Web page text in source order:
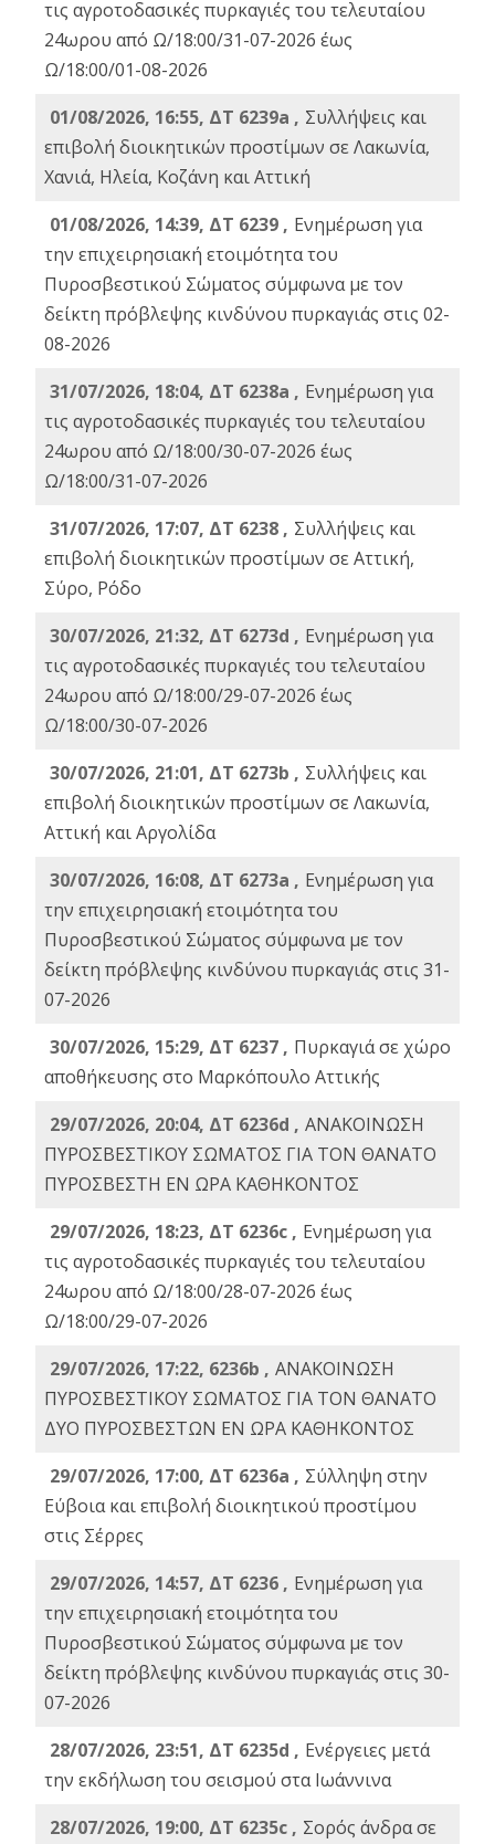
τις αγροτοδασικές πυρκαγιές του τελευταίου
24ωρου από Ω/18:00/31-07-2026 έως
Ω/18:00/01-08-2026
01/08/2026, 16:55, ΔΤ 6239a , Συλλήψεις και
επιβολή διοικητικών προστίμων σε Λακωνία,
Χανιά, Ηλεία, Κοζάνη και Αττική
01/08/2026, 14:39, ΔΤ 6239 , Ενημέρωση για
την επιχειρησιακή ετοιμότητα του
Πυροσβεστικού Σώματος σύμφωνα με τον
δείκτη πρόβλεψης κινδύνου πυρκαγιάς στις 02-
08-2026
31/07/2026, 18:04, ΔΤ 6238a , Ενημέρωση για
τις αγροτοδασικές πυρκαγιές του τελευταίου
24ωρου από Ω/18:00/30-07-2026 έως
Ω/18:00/31-07-2026
31/07/2026, 17:07, ΔΤ 6238 , Συλλήψεις και
επιβολή διοικητικών προστίμων σε Αττική,
Σύρο, Ρόδο
30/07/2026, 21:32, ΔΤ 6273d , Ενημέρωση για
τις αγροτοδασικές πυρκαγιές του τελευταίου
24ωρου από Ω/18:00/29-07-2026 έως
Ω/18:00/30-07-2026
30/07/2026, 21:01, ΔΤ 6273b , Συλλήψεις και
επιβολή διοικητικών προστίμων σε Λακωνία,
Αττική και Αργολίδα
30/07/2026, 16:08, ΔΤ 6273a , Ενημέρωση για
την επιχειρησιακή ετοιμότητα του
Πυροσβεστικού Σώματος σύμφωνα με τον
δείκτη πρόβλεψης κινδύνου πυρκαγιάς στις 31-
07-2026
30/07/2026, 15:29, ΔΤ 6237 , Πυρκαγιά σε χώρο
αποθήκευσης στο Μαρκόπουλο Αττικής
29/07/2026, 20:04, ΔΤ 6236d , ΑΝΑΚΟΙΝΩΣΗ
ΠΥΡΟΣΒΕΣΤΙΚΟΥ ΣΩΜΑΤΟΣ ΓΙΑ ΤΟΝ ΘΑΝΑΤΟ
ΠΥΡΟΣΒΕΣΤΗ ΕΝ ΩΡΑ ΚΑΘΗΚΟΝΤΟΣ
29/07/2026, 18:23, ΔΤ 6236c , Ενημέρωση για
τις αγροτοδασικές πυρκαγιές του τελευταίου
24ωρου από Ω/18:00/28-07-2026 έως
Ω/18:00/29-07-2026
29/07/2026, 17:22, 6236b , ΑΝΑΚΟΙΝΩΣΗ
ΠΥΡΟΣΒΕΣΤΙΚΟΥ ΣΩΜΑΤΟΣ ΓΙΑ ΤΟΝ ΘΑΝΑΤΟ
ΔΥΟ ΠΥΡΟΣΒΕΣΤΩΝ ΕΝ ΩΡΑ ΚΑΘΗΚΟΝΤΟΣ
29/07/2026, 17:00, ΔΤ 6236a , Σύλληψη στην
Εύβοια και επιβολή διοικητικού προστίμου
στις Σέρρες
29/07/2026, 14:57, ΔΤ 6236 , Ενημέρωση για
την επιχειρησιακή ετοιμότητα του
Πυροσβεστικού Σώματος σύμφωνα με τον
δείκτη πρόβλεψης κινδύνου πυρκαγιάς στις 30-
07-2026
28/07/2026, 23:51, ΔΤ 6235d , Ενέργειες μετά
την εκδήλωση του σεισμού στα Ιωάννινα
28/07/2026, 19:00, ΔΤ 6235c , Σορός άνδρα σε